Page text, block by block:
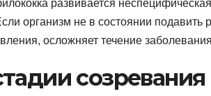
развивается
организм не в состоянии
осложняет течение